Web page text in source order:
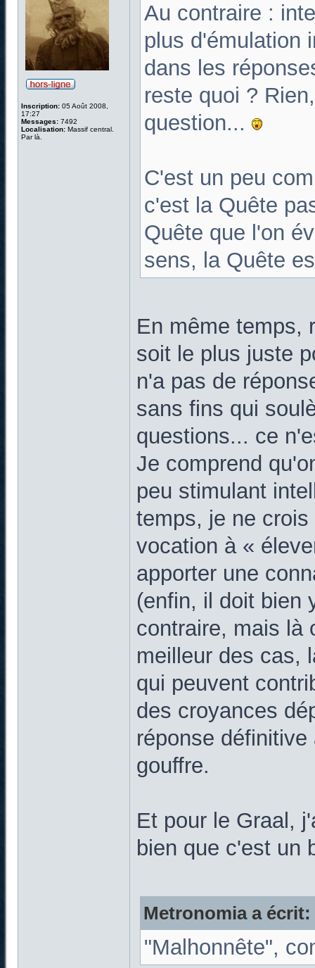
Inscription: 05 Août 2008,
17:27
Messages: 7492
Localisation: Massif central.
Par là.
Au contraire :
plus d'émulation
dans les
reste quoi ?
question...
C'est un peu
c'est la Quête
Quête que l'on
sens, la Quête
En même temps,
soit le plus juste
n'a pas de
sans fins qui
questions... ce
Je comprend
peu stimulant
temps, je ne
vocation à «
apporter une
(enfin, il doit bien
contraire, mais là
meilleur des cas,
qui peuvent
des croyances
réponse
gouffre.
Et pour le Graal,
bien que c'est un
Metronomia a écrit:
"Malhonnête",